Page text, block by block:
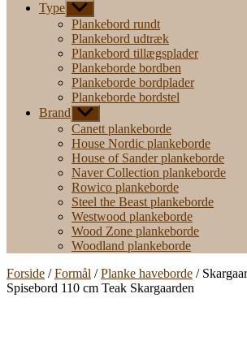
Type Vis
undermenu
Plankebord rundt
Plankebord udtræk
Plankebord tillægsplader
Plankeborde bordben
Plankeborde bordplader
Plankeborde bordstel
Brand Vis
undermenu
Canett plankeborde
House Nordic plankeborde
House of Sander plankeborde
Naver Collection plankeborde
Rowico plankeborde
Steel the Beast plankeborde
Westwood plankeborde
Wood Zone plankeborde
Woodland plankeborde
Forside /Formål /Planke haveborde /
Spisebord 110 cm Teak Skargaarden